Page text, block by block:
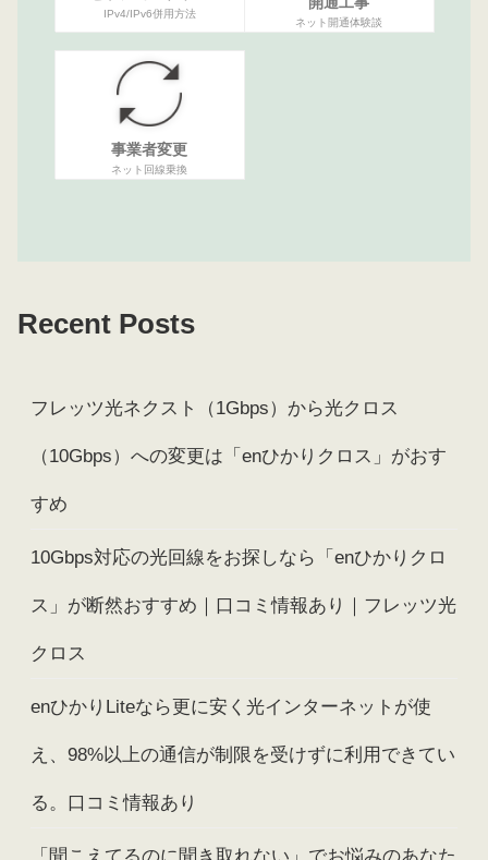
IPv4/IPv6併用方法
ネット開通体験談
事業者変更
ネット回線乗換
Recent Posts
フレッツ光ネクスト（1Gbps）から光クロス
（10Gbps）への変更は「enひかりクロス」がおす
すめ
10Gbps対応の光回線をお探しなら「enひかりクロ
ス」が断然おすすめ｜口コミ情報あり｜フレッツ光
クロス
enひかりLiteなら更に安く光インターネットが使
え、98%以上の通信が制限を受けずに利用できてい
る。口コミ情報あり